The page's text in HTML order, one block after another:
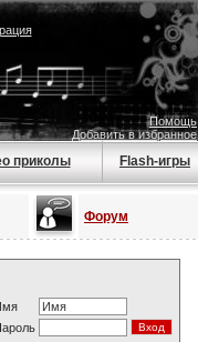
Помощь
Добавить в избранное
приколы Flash-игры
Форум